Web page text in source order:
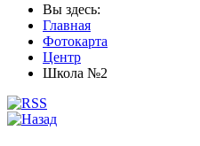
Вы здесь:
Главная
Фотокарта
Центр
Школа №2